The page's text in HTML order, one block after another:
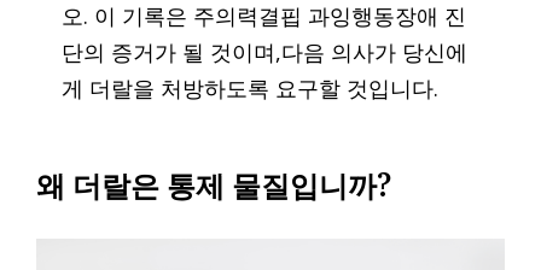
오. 이 기록은 주의력결핍 과잉행동장애 진
단의 증거가 될 것이며,다음 의사가 당신에
게 더랄을 처방하도록 요구할 것입니다.
왜 더랄은 통제 물질입니까?